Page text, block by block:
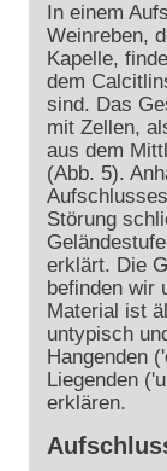
In einem
Weinreben,
Kapelle,
dem
sind. Das
mit Zellen,
aus dem
(Abb. 5).
Störung
erklärt. Die
befinden wir
Material ist
untypisch
Hangenden
Liegenden
erklären.